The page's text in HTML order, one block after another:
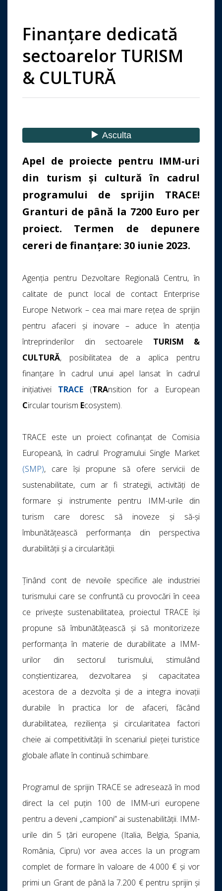
Finanțare dedicată
sectoarelor TURISM
& CULTURĂ
Apel de proiecte pentru IMM-uri
din turism și cultură în cadrul
programului de sprijin TRACE!
Granturi de până la 7200 Euro per
proiect. Termen de depunere
cereri de finanțare: 30 iunie 2023.
Agenția pentru Dezvoltare Regională Centru, în
calitate de punct local de contact Enterprise
Europe Network – cea mai mare rețea de sprijin
pentru afaceri și inovare – aduce în atenția
întreprinderilor din sectoarele TURISM &
CULTURĂ, posibilitatea de a aplica pentru
finanțare în cadrul unui apel lansat în cadrul
inițiativei TRACE(TRAnsition for a European
Circular tourism Ecosystem).
TRACE este un proiect cofinanțat de Comisia
Europeană, în cadrul Programului Single Market
(SMP), care își propune să ofere servicii de
sustenabilitate, cum ar fi strategii, activități de
formare și instrumente pentru IMM-urile din
turism care doresc să inoveze și să-și
îmbunătățească performanța din perspectiva
durabilității și a circularității.
Ținând cont de nevoile specifice ale industriei
turismului care se confruntă cu provocări în ceea
ce privește sustenabilitatea, proiectul TRACE își
propune să îmbunătățească și să monitorizeze
performanța în materie de durabilitate a IMM-
urilor din sectorul turismului, stimulând
conștientizarea, dezvoltarea și capacitatea
acestora de a dezvolta și de a integra inovații
durabile în practica lor de afaceri, făcând
durabilitatea, reziliența și circularitatea factori
cheie ai competitivității în scenariul pieței turistice
globale aflate în continuă schimbare.
Programul de sprijin TRACE se adresează în mod
direct la cel puțin 100 de IMM-uri europene
pentru a deveni „campioni” ai sustenabilității. IMM-
urile din 5 țări europene (Italia, Belgia, Spania,
România, Cipru) vor avea acces la un program
complet de formare în valoare de 4.000 € și vor
primi un Grant de până la 7.200 € pentru sprijin și